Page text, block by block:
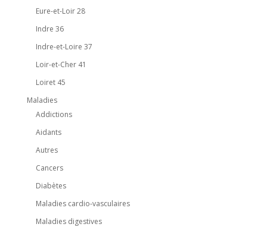
Eure-et-Loir 28
Indre 36
Indre-et-Loire 37
Loir-et-Cher 41
Loiret 45
Maladies
Addictions
Aidants
Autres
Cancers
Diabètes
Maladies cardio-vasculaires
Maladies digestives